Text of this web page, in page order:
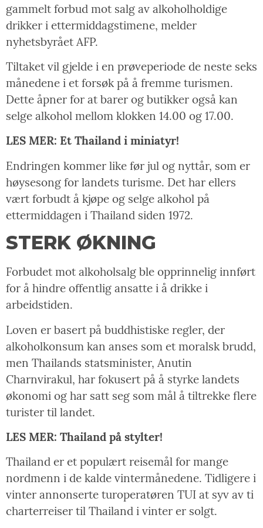
gammelt forbud mot salg av alkoholholdige
drikker i ettermiddagstimene, melder
nyhetsbyrået AFP.
Tiltaket vil gjelde i en prøveperiode de neste seks
månedene i et forsøk på å fremme turismen.
Dette åpner for at barer og butikker også kan
selge alkohol mellom klokken 14.00 og 17.00.
LES MER: Et Thailand i miniatyr!
Endringen kommer like før jul og nyttår, som er
høysesong for landets turisme. Det har ellers
vært forbudt å kjøpe og selge alkohol på
ettermiddagen i Thailand siden 1972.
STERK ØKNING
Forbudet mot alkoholsalg ble opprinnelig innført
for å hindre offentlig ansatte i å drikke i
arbeidstiden.
Loven er basert på buddhistiske regler, der
alkoholkonsum kan anses som et moralsk brudd,
men Thailands statsminister, Anutin
Charnvirakul, har fokusert på å styrke landets
økonomi og har satt seg som mål å tiltrekke flere
turister til landet.
LES MER: Thailand på stylter!
Thailand er et populært reisemål for mange
nordmenn i de kalde vintermånedene. Tidligere i
vinter annonserte turoperatøren TUI at syv av ti
charterreiser til Thailand i vinter er solgt.